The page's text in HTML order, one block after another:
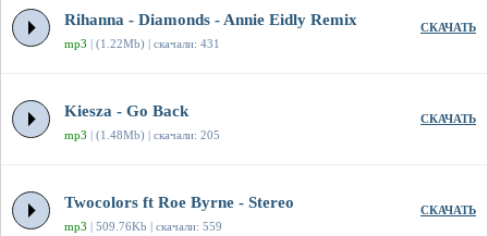
Rihanna - Diamonds - Annie Eidly Remix
mp3 | (1.22Mb) | скачали: 431
СКАЧАТЬ
Kiesza - Go Back
mp3 | (1.48Mb) | скачали: 205
СКАЧАТЬ
Twocolors ft Roe Byrne - Stereo
mp3 | 509.76Kb | скачали: 559
СКАЧАТЬ